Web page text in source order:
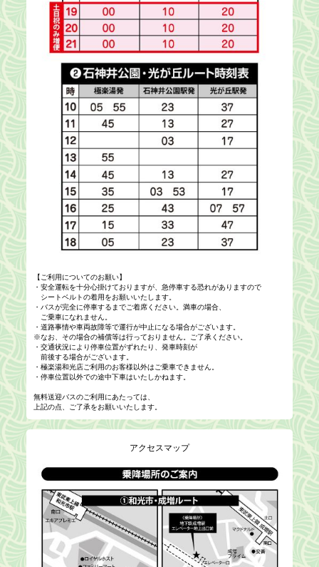
【ご利用についてのお願い】
・安全運転を十分心掛けておりますが、急停車する恐れがありますので
シートベルトの着用をお願いいたします。
・バスが完全に停車するまでご着席ください。満車の場合、
ご乗車になれません。
・道路事情や車両故障等で運行が中止になる場合がございます。
※なお、その場合の補償等は行っておりません。ご了承ください。
・交通状況により停車位置がずれたり、発車時刻が
前後する場合がございます。
・極楽湯和光店ご利用のお客様以外はご乗車できません。
・停車位置以外での途中下車はいたしかねます。
無料送迎バスのご利用にあたっては、
上記の点、ご了承をお願いいたします。
アクセスマップ